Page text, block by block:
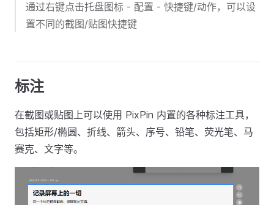
通过右键点击托盘图标 - 配置 - 快捷键/动作，可以设
置不同的截图/贴图快捷键
标注
在截图或贴图上可以使用 PixPin 内置的各种标注工具，
包括矩形/椭圆、折线、箭头、序号、铅笔、荧光笔、马
赛克、文字等。